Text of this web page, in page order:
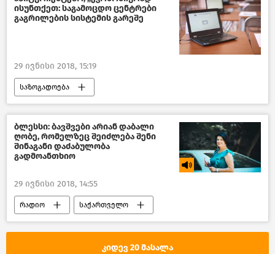
ისუნთქეთ: საგამოცდო ცენტრები
გაგრილების სისტემის გარეშე
29 ივნისი 2018, 15:19
საზოგადოება
განათლება საქართველოში-2018
საქართველო
ბლესსი: ბავშვები არიან დაბალი
ღობე, რომელზეც შეიძლება შენი
შინაგანი დაძაბულობა
გადმოანთხიო
29 ივნისი 2018, 14:55
რადიო საქართველო
კიდევ 20 მასალა